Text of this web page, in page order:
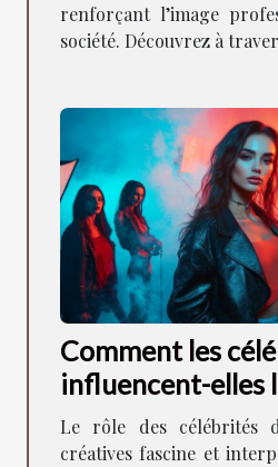
renforçant l’image
société. Découvrez à
Comment les
influencent-elles
des industries
Le rôle des célébrités
créatives fascine et